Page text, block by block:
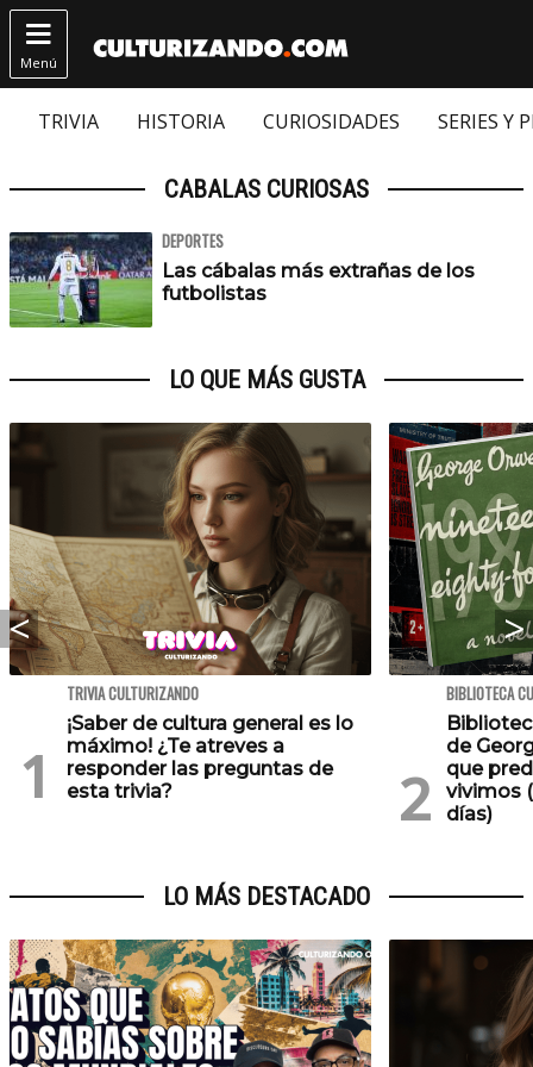

Menú
TRIVIA HISTORIA CURIOSIDADES SERIES Y
CABALAS CURIOSAS
DEPORTES
Las cábalas más extrañas de los
futbolistas
LO QUE MÁS GUSTA
TRIVIA CULTURIZANDO
¡Saber de cultura general es lo
máximo! ¿Te atreves a
responder las preguntas de
esta trivia?
BIBLIOTECA
de
que
vivimos
días)
LO MÁS DESTACADO